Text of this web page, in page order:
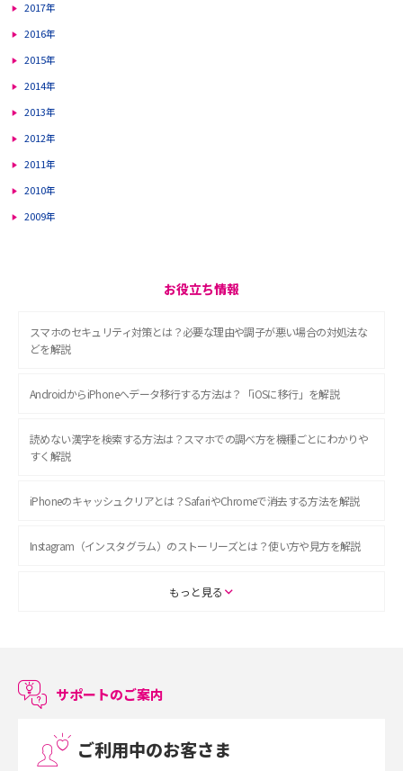
2017年
2016年
2015年
2014年
2013年
2012年
2011年
2010年
2009年
お役立ち情報
スマホのセキュリティ対策とは？必要な理由や調子が悪い場合の対処法な
どを解説
AndroidからiPhoneへデータ移行する方法は？「iOSに移行」を解説
読めない漢字を検索する方法は？スマホでの調べ方を機種ごとにわかりや
すく解説
iPhoneのキャッシュクリアとは？SafariやChromeで消去する方法を解説
Instagram（インスタグラム）のストーリーズとは？使い方や見方を解説
ASMRとは？初心者向けの代表ジャンルや楽しみ方を解説
LINEで友だちを削除する方法は？方法ごとの影響や復活・復元する方法も
プリペイドSIMとは？種類やメリット・デメリット、利用までの流れを解説
もっと見る
サポートのご案内
ご利用中のお客さま